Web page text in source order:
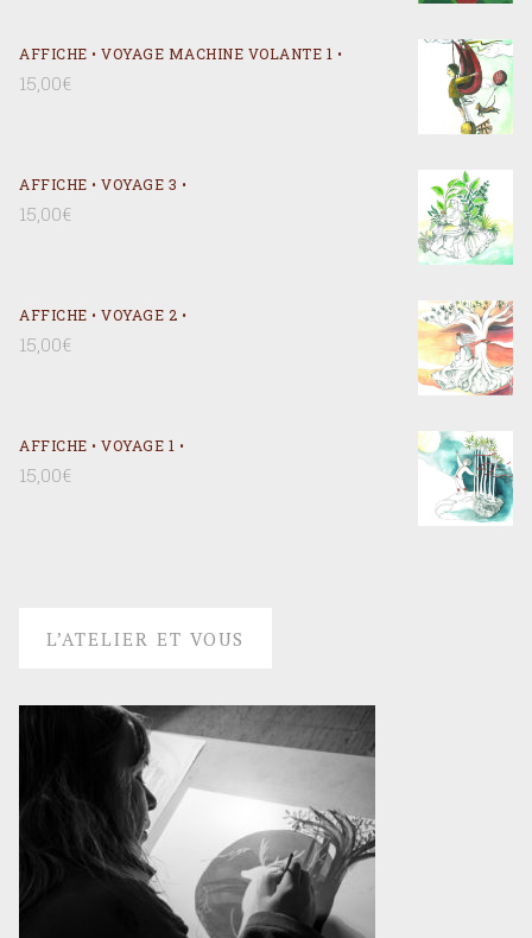
AFFICHE • VOYAGE MACHINE VOLANTE 1 •
15,00€
AFFICHE • VOYAGE 3 •
15,00€
AFFICHE • VOYAGE 2 •
15,00€
AFFICHE • VOYAGE 1 •
15,00€
L’ATELIER ET VOUS